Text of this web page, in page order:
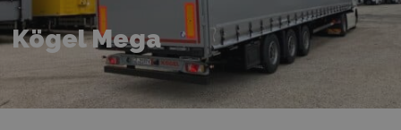
Kögel Mega